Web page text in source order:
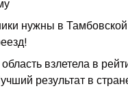
нужны в Тамбовской
взлетела в
результат в